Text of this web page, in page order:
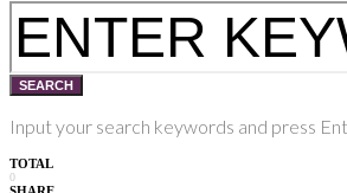
SEARCH
Input your search keywords and press
TOTAL
0